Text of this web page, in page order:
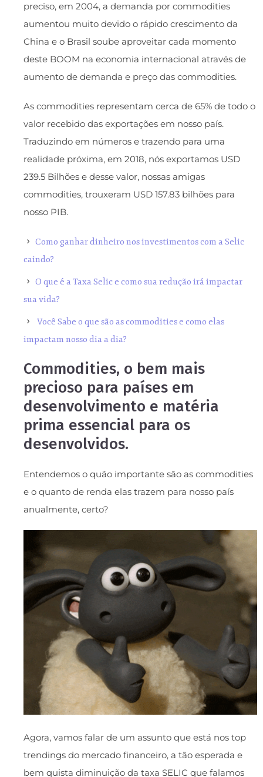
preciso, em 2004, a demanda por commodities
aumentou muito devido o rápido crescimento da
China e o Brasil soube aproveitar cada momento
deste BOOM na economia internacional através de
aumento de demanda e preço das commodities.
As commodities representam cerca de 65% de todo o
valor recebido das exportações em nosso país.
Traduzindo em números e trazendo para uma
realidade próxima, em 2018, nós exportamos USD
239.5 Bilhões e desse valor, nossas amigas
commodities, trouxeram USD 157.83 bilhões para
nosso PIB.
Como ganhar dinheiro nos investimentos com a Selic
caindo?
O que é a Taxa Selic e como sua redução irá impactar
sua vida?
Você Sabe o que são as commodities e como elas
impactam nosso dia a dia?
Commodities, o bem mais
precioso para países em
desenvolvimento e matéria
prima essencial para os
desenvolvidos.
Entendemos o quão importante são as commodities
e o quanto de renda elas trazem para nosso país
anualmente, certo? ​​
Agora, vamos falar de um assunto que está nos top
trendings do mercado financeiro, a tão esperada e
bem quista diminuição da taxa SELIC que falamos